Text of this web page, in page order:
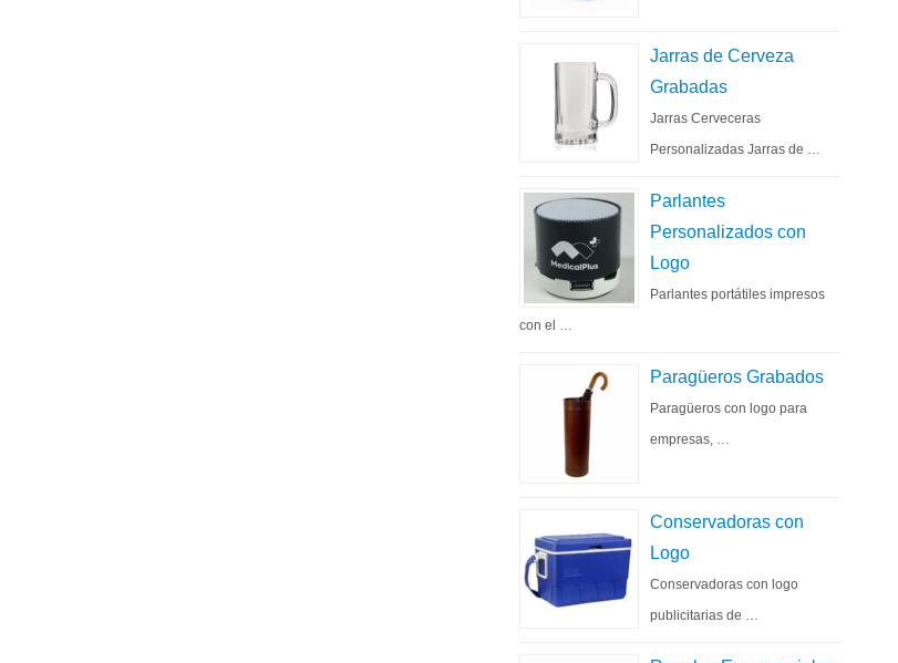
Jarras de Cerveza
Grabadas
Jarras Cerveceras
Personalizadas Jarras de …
Parlantes
Personalizados con
Logo
Parlantes portátiles impresos
con el …
Paragüeros Grabados
Paragüeros con logo para
empresas, …
Conservadoras con
Logo
Conservadoras con logo
publicitarias de …